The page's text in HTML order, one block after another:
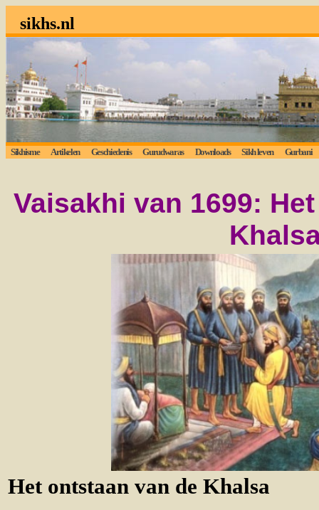
sikhs.nl
Sikhisme Artikelen Geschiedenis Gurudwaras Downloads Sikh leven Gurbani
Vaisakhi van 1699:
Het ontstaan van de Khalsa